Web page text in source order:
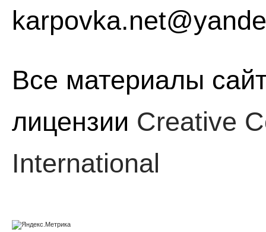
Все материалы
лицензии Creative
International